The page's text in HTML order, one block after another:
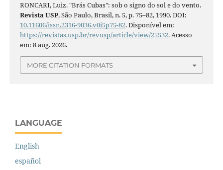
RONCARI, Luiz. "Brás Cubas": sob o signo do sol e do vento.
Revista USP, São Paulo, Brasil, n. 5, p. 75–82, 1990. DOI:
10.11606/issn.2316-9036.v0i5p75-82. Disponível em:
https://revistas.usp.br/revusp/article/view/25532. Acesso
em: 8 aug. 2026.
MORE CITATION FORMATS
LANGUAGE
English
español